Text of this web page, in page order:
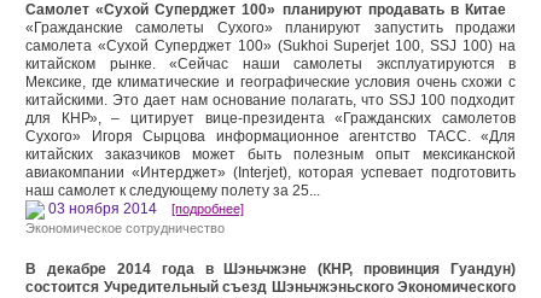
Самолет «Сухой Суперджет 100» планируют продавать в Китае
«Гражданские самолеты Сухого» планируют запустить продажи
самолета «Сухой Суперджет 100» (Sukhoi Superjet 100, SSJ 100) на
китайском рынке. «Сейчас наши самолеты эксплуатируются в
Мексике, где климатические и географические условия очень схожи с
китайскими. Это дает нам основание полагать, что SSJ 100 подходит
для КНР», – цитирует вице-президента «Гражданских самолетов
Сухого» Игоря Сырцова информационное агентство ТАСС. «Для
китайских заказчиков может быть полезным опыт мексиканской
авиакомпании «Интерджет» (Interjet), которая успевает подготовить
наш самолет к следующему полету за 25...
03 ноября 2014 [подробнее]
Экономическое сотрудничество
В декабре 2014 года в Шэньчжэне (КНР, провинция Гуандун)
состоится Учредительный съезд Шэньчжэньского Экономического